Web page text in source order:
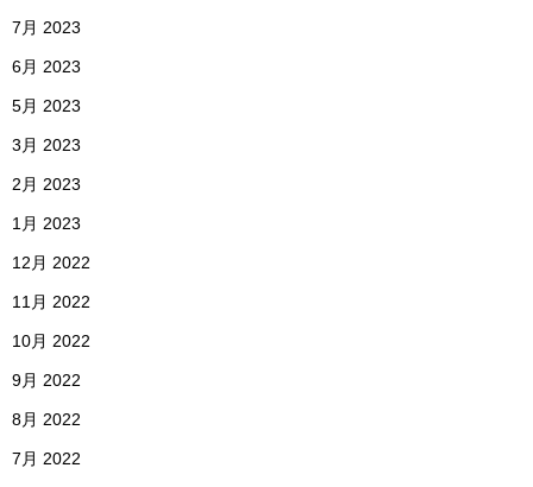
7月 2023
6月 2023
5月 2023
3月 2023
2月 2023
1月 2023
12月 2022
11月 2022
10月 2022
9月 2022
8月 2022
7月 2022